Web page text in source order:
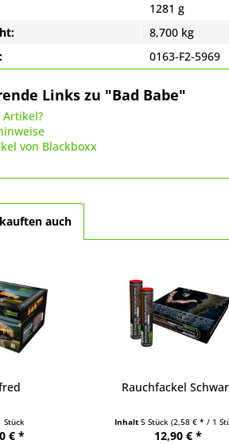
1281 g
8,700 kg
0163-F2-5969
Links zu "Bad Babe"
Artikel?
von Blackboxx
auch
Stück
€ *
Rauchfackel
Inhalt 5 Stück (2,58 € * / 1
12,90 € *